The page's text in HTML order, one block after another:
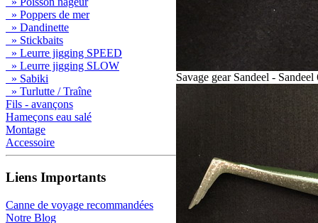
» Poppers de mer
» Dandinette
» Stickbaits
» Leurre jigging SPEED
» Leurre jigging SLOW
» Sabiki
» Turlutte / Traîne
Fils - avançons
Hameçons eau salé
Montage
Accessoire
Liens Importants
Canne de voyage recommandées
Notre Blog
Savage gear Sandeel - Sandeel